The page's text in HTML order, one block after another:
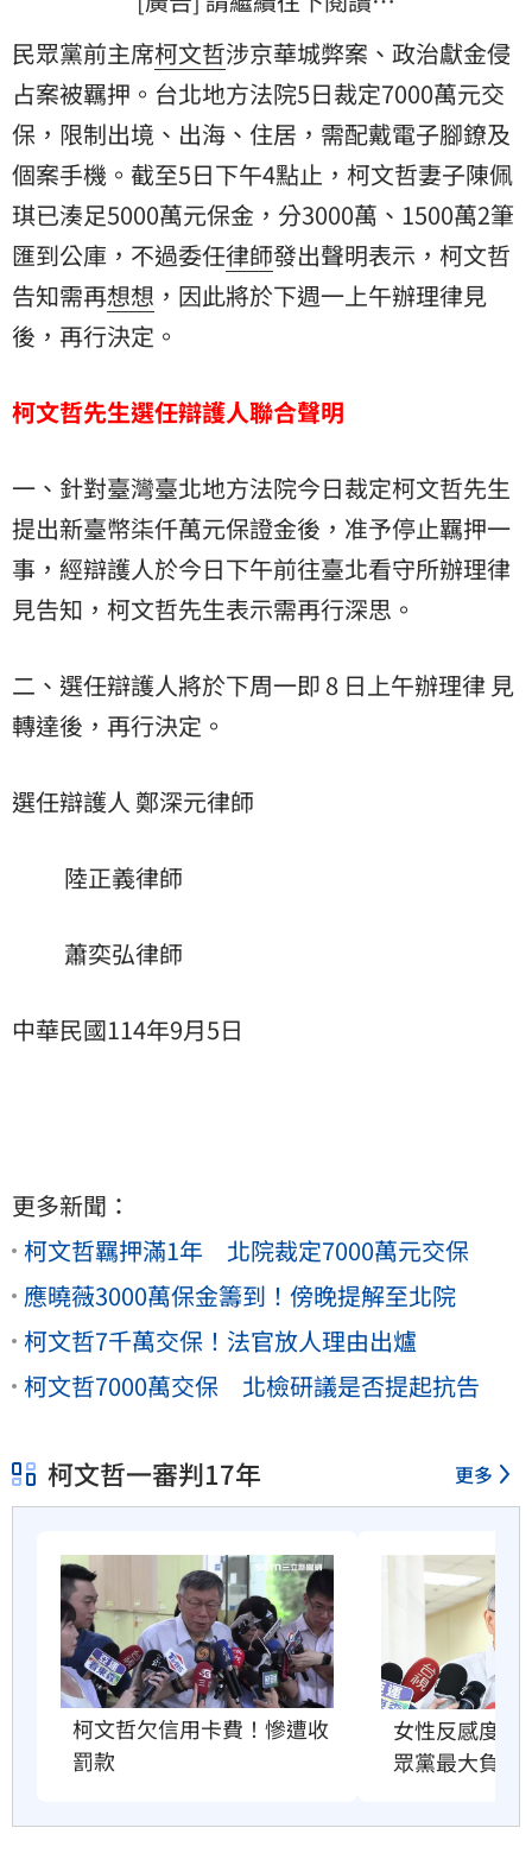
民眾黨前主席柯文哲涉京華城弊案、政治獻金侵
占案被羈押。台北地方法院5日裁定7000萬元交
保 ，限制出境、出海、住居，需配戴電子腳鐐及
個案手機。截至5日下午4點止，柯文哲妻子陳佩
琪已湊足5000萬元保金，分3000萬、1500萬2筆
匯到公庫，不過委任律師發出聲明表示，柯文哲
告知需再想想 ，因此將於下週一上午辦理律見
後，再行決定。
柯文哲先生選任辯護人聯合聲明
一、針對臺灣臺北地方法院今日裁定柯文哲先生
提出新臺幣柒仟萬元保證金後，准予停止羈押一
事，經辯護人於今日下午前往臺北看守所辦理律
見告知，柯文哲先生表示需再行深思。
二、選任辯護人將於下周一即 8 日上午辦理律 見
轉達後，再行決定。
選任辯護人 鄭深元律師
陸正義律師
蕭奕弘律師
中華民國114年9月5日
更多新聞：
柯文哲羈押滿1年 北院裁定7000萬元交保
應曉薇3000萬保金籌到！傍晚提解至北院
柯文哲7千萬交保！法官放人理由出爐
柯文哲7000萬交保 北檢研議是否提起抗告
柯文哲一審判17年 更多
柯文哲欠信用卡費！慘遭收
罰款
女性反感度破
眾黨最大負資